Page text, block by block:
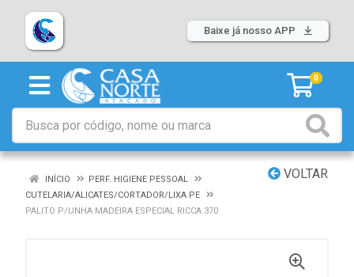
Baixe já nosso APP
0
VOLTAR
INÍCIO
PERF. HIGIENE PESSOAL
CUTELARIA/ALICATES/CORTADOR/LIXA PE
PALITO P/UNHA MADEIRA ESPECIAL RICCA 370